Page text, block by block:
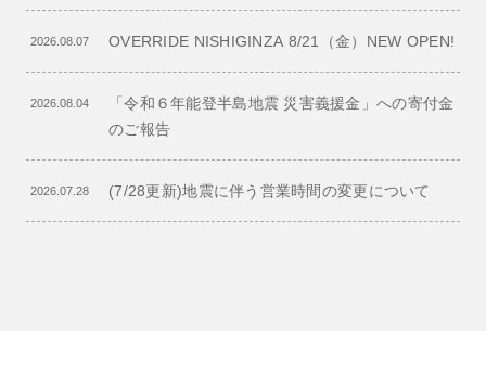
2026.08.07 OVERRIDE NISHIGINZA 8/21（金）NEW OPEN!
2026.08.04
「令和６年能登半島地震 災害義援金」への寄付金
のご報告
2026.07.28 (7/28更新)地震に伴う営業時間の変更について